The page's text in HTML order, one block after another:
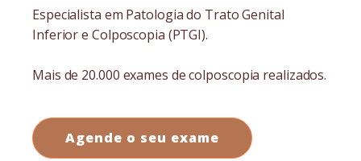
Especialista em Patologia do Trato Genital
Inferior e Colposcopia (PTGI).
Mais de 20.000 exames de colposcopia realizados.
Agende o seu exame